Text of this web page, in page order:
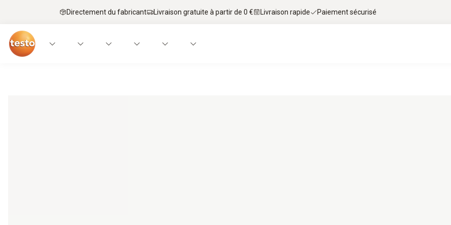
Directement du fabricant Livraison gratuite à partir de 0 € Livraison rapide Paiement sécurisé